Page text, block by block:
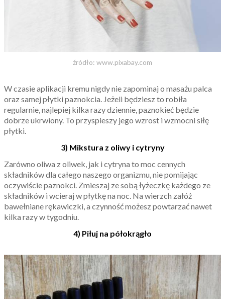
źródło: www.pixabay.com
W czasie aplikacji kremu nigdy nie zapominaj o masażu palca
oraz samej płytki paznokcia. Jeżeli będziesz to robiła
regularnie, najlepiej kilka razy dziennie, paznokieć będzie
dobrze ukrwiony. To przyspieszy jego wzrost i wzmocni siłę
płytki.
3) Mikstura z oliwy i cytryny
Zarówno oliwa z oliwek, jak i cytryna to moc cennych
składników dla całego naszego organizmu, nie pomijając
oczywiście paznokci. Zmieszaj ze sobą łyżeczkę każdego ze
składników i wcieraj w płytkę na noc. Na wierzch załóż
bawełniane rękawiczki, a czynność możesz powtarzać nawet
kilka razy w tygodniu.
4) Piłuj na półokrągło